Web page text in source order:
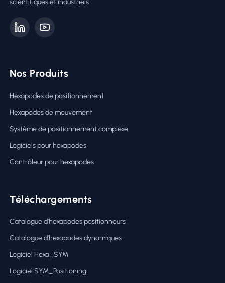
scientifiques et industriels
Nos Produits
Hexapodes de positionnement
Hexapodes de mouvement
Système de positionnement complexe
Logiciels pour hexapodes
Contrôleur pour hexapodes
Téléchargements
Catalogue d’hexapodes positionneurs
Catalogue d’hexapodes dynamiques
Logiciel Hexa_SYM
Logiciel SYM_Positioning